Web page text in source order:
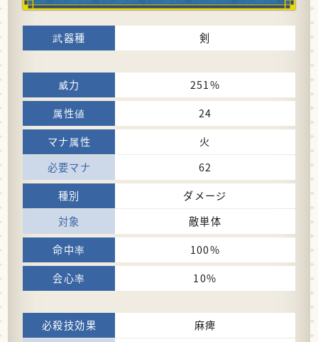
剣
251%
24
火
62
ダメージ
敵単体
100%
10%
麻痺